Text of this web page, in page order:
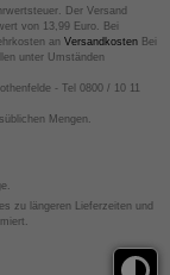
Der Versand
von 13,99 Euro. Bei
an VersandkostenBei
unter Umständen
- Tel 0800 / 10 11
Mengen.
zu längeren Lieferzeiten und